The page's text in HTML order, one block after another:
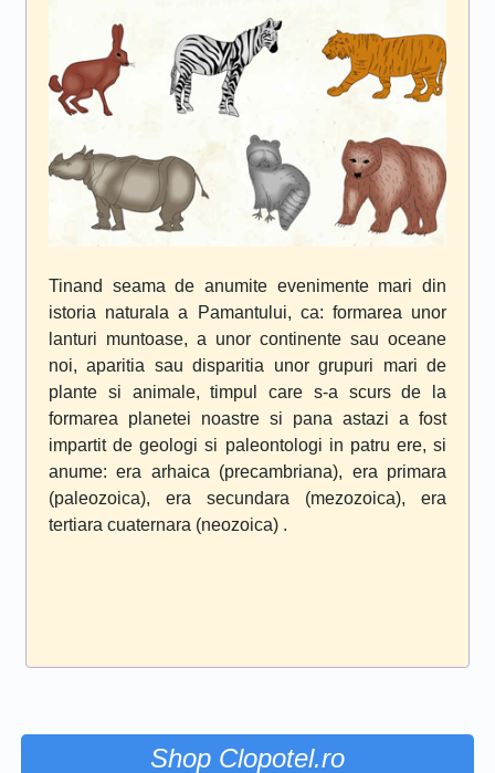
Tinand seama de anumite evenimente mari din
istoria naturala a Pamantului, ca: formarea unor
lanturi muntoase, a unor continente sau oceane
noi, aparitia sau disparitia unor grupuri mari de
plante si animale, timpul care s-a scurs de la
formarea planetei noastre si pana astazi a fost
impartit de geologi si paleontologi in patru ere, si
anume: era arhaica (precambriana), era primara
(paleozoica), era secundara (mezozoica), era
tertiara cuaternara (neozoica) .
Shop Clopotel.ro